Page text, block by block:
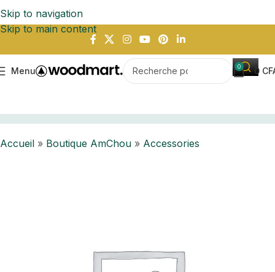
Skip to navigation
Skip to main content
Menu 0 0
Accueil » Boutique AmChou » Accessories